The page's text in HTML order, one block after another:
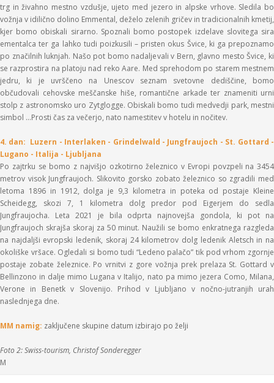
trg in živahno mestno vzdušje, ujeto med jezero in alpske vrhove. Sledila bo
vožnja v idilično dolino Emmental, deželo zelenih gričev in tradicionalnih kmetij,
kjer bomo obiskali sirarno. Spoznali bomo postopek izdelave slovitega sira
ementalca ter ga lahko tudi poizkusili – pristen okus Švice, ki ga prepoznamo
po značilnih luknjah. Našo pot bomo nadaljevali v Bern, glavno mesto Švice, ki
se razprostira na platoju nad reko Aare. Med sprehodom po starem mestnem
jedru, ki je uvrščeno na Unescov seznam svetovne dediščine, bomo
občudovali cehovske meščanske hiše, romantične arkade ter znameniti urni
stolp z astronomsko uro Zytglogge. Obiskali bomo tudi medvedji park, mestni
simbol …Prosti čas za večerjo, nato namestitev v hotelu in nočitev.
4. dan: Luzern - Interlaken - Grindelwald - Jungfraujoch - St. Gottard -
Lugano - Italija - Ljubljana
Po zajtrku se bomo z najvišjo ozkotirno železnico v Evropi povzpeli na 3454
metrov visok Jungfraujoch. Slikovito gorsko zobato železnico so zgradili med
letoma 1896 in 1912, dolga je 9,3 kilometra in poteka od postaje Kleine
Scheidegg, skozi 7, 1 kilometra dolg predor pod Eigerjem do sedla
Jungfraujocha. Leta 2021 je bila odprta najnovejša gondola, ki pot na
Jungfraujoch skrajša skoraj za 50 minut. Naužili se bomo enkratnega razgleda
na najdaljši evropski ledenik, skoraj 24 kilometrov dolg ledenik Aletsch in na
okoliške vršace. Ogledali si bomo tudi “Ledeno palačo” tik pod vrhom zgornje
postaje zobate železnice. Po vrnitvi z gore vožnja prek prelaza St. Gottard v
Bellinzono in dalje mimo Lugana v Italijo, nato pa mimo jezera Como, Milana,
Verone in Benetk v Slovenijo. Prihod v Ljubljano v nočno-jutranjih urah
naslednjega dne.
MM namig: zaključene skupine datum izbirajo po želji
Foto 2: Swiss-tourism, Christof Sonderegger
M